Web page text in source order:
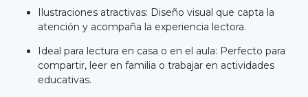
Ilustraciones atractivas: Diseño visual que capta la
atención y acompaña la experiencia lectora.
Ideal para lectura en casa o en el aula: Perfecto para
compartir, leer en familia o trabajar en actividades
educativas.